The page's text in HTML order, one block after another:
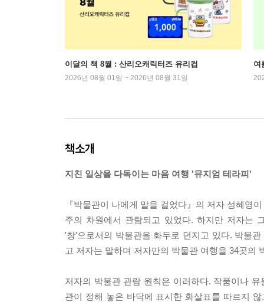
이달의 책 8월 : 산리오캐릭터즈 유리컵
2026년 08월 01일 ~ 2026년 08월 31일
여
책소개
지친 일상을 다독이는 마음 여행 '뮤지엄 테라피'
『박물관이 나에게 말을 걸었다』의 저자 성혜영
주의 차원에서 관람되고 있었다. 하지만 저자는
'창'으로서의 박물관을 화두로 던지고 있다. 박물
고 저자는 말하며 저자만의 박물관 여행을 34곳의
저자의 박물관 관람 원칙은 이러하다. 작품이나
관이 정해 놓은 바닥에 표시한 화살표를 따르지